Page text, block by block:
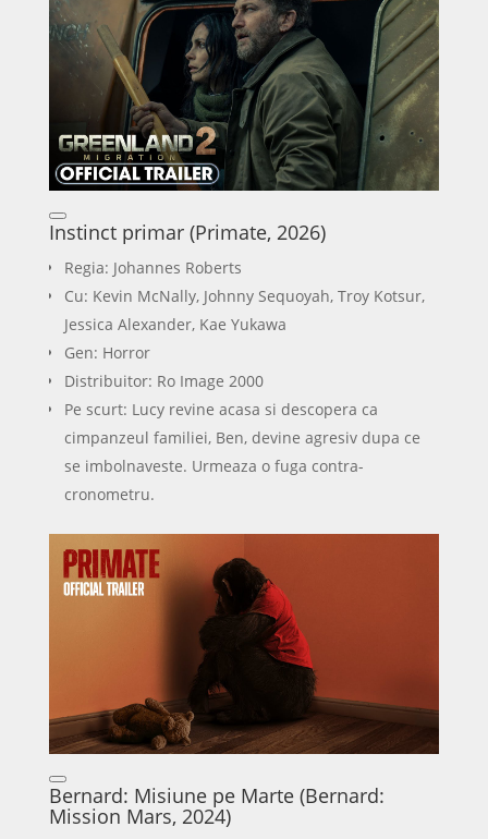
Instinct primar (Primate, 2026)
Regia: Johannes Roberts
Cu: Kevin McNally, Johnny Sequoyah, Troy Kotsur,
Jessica Alexander, Kae Yukawa
Gen: Horror
Distribuitor: Ro Image 2000
Pe scurt: Lucy revine acasa si descopera ca
cimpanzeul familiei, Ben, devine agresiv dupa ce
se imbolnaveste. Urmeaza o fuga contra-
cronometru.
Bernard: Misiune pe Marte (Bernard:
Mission Mars, 2024)